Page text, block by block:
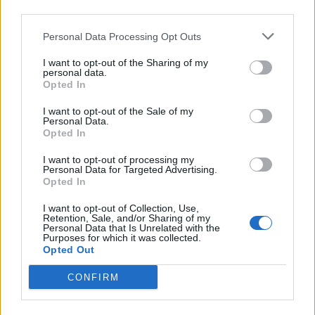
Personal Data Processing Opt Outs
I want to opt-out of the Sharing of my
personal data.
Opted In
I want to opt-out of the Sale of my
Personal Data.
Opted In
I want to opt-out of processing my
Personal Data for Targeted Advertising.
Opted In
I want to opt-out of Collection, Use,
Retention, Sale, and/or Sharing of my
Personal Data that Is Unrelated with the
Purposes for which it was collected.
Opted Out
CONFIRM
Vegas Jones, Mondo Marcio
Ancora non
è stato svelato l’ordine di uscita ufficiale
ma dovrebbe arrivare sul sito ufficiale di
RadioNorba qualche minuto prima dell’inizio
della serata. Restate sintonizzati per scoprire
tutti i dettagli della serata all’insegna della
musica!
COMMENTI